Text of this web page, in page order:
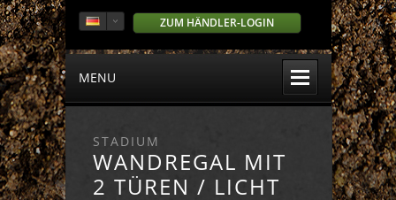
ZUM HÄNDLER-LOGIN
MENU
STADIUM
WANDREGAL MIT
2 TÜREN / LICHT